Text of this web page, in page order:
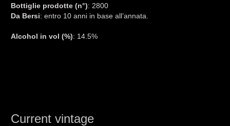
Bottiglie prodotte (n°): 2800
Da Bersi: entro 10 anni in base all’annata.
Alcohol in vol (%): 14.5%
Current vintage